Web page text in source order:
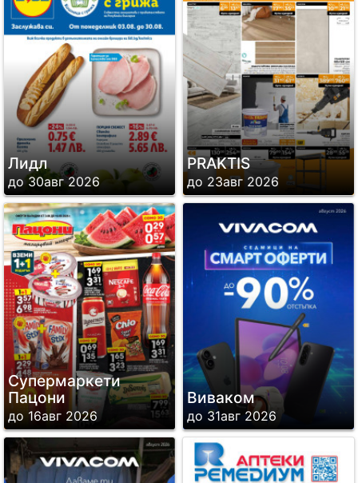
Лидл
до 30авг 2026
PRAKTIS
до 23авг 2026
Супермаркети
Пацони
до 16авг 2026
Виваком
до 31авг 2026